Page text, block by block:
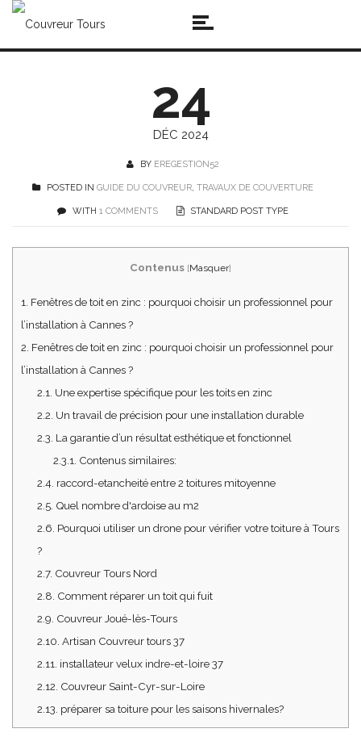
24
DÉC 2024
BY EREGESTION52
POSTED IN GUIDE DU COUVREUR, TRAVAUX DE COUVERTURE
WITH 1 COMMENTS STANDARD POST TYPE
Contenus [Masquer]
1. Fenêtres de toit en zinc : pourquoi choisir un professionnel pour
l’installation à Cannes ?
2. Fenêtres de toit en zinc : pourquoi choisir un professionnel pour
l’installation à Cannes ?
2.1. Une expertise spécifique pour les toits en zinc
2.2. Un travail de précision pour une installation durable
2.3. La garantie d’un résultat esthétique et fonctionnel
2.3.1. Contenus similaires:
2.4. raccord-etancheité entre 2 toitures mitoyenne
2.5. Quel nombre d'ardoise au m2
2.6. Pourquoi utiliser un drone pour vérifier votre toiture à Tours
?
2.7. Couvreur Tours Nord
2.8. Comment réparer un toit qui fuit
2.9. Couvreur Joué-lès-Tours
2.10. Artisan Couvreur tours 37
2.11. installateur velux indre-et-loire 37
2.12. Couvreur Saint-Cyr-sur-Loire
2.13. préparer sa toiture pour les saisons hivernales?